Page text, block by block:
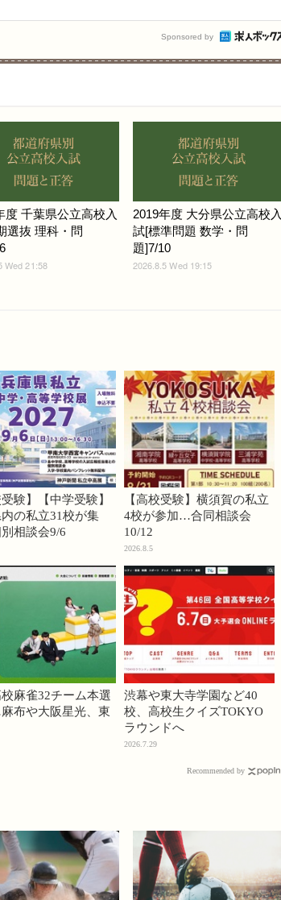
Sponsored by
度 千葉県公立高校入
選抜 理科・問
Wed 21:58
2019年度 大分県公立高校入
試[標準問題 数学・問
題]7/10
2026.8.5 Wed 19:15
受験】【中学受験】
の私立31校が集
相談会9/6
【高校受験】横須賀の私立
4校が参加…合同相談会
10/12
2026.8.5
麻雀32チーム本選
布や大阪星光、東
渋幕や東大寺学園など40
校、高校生クイズTOKYO
ラウンドへ
2026.7.29
Recommended by